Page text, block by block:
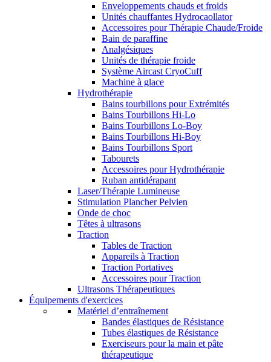
Enveloppements chauds et froids
Unités chauffantes Hydrocaollator
Accessoires pour Thérapie Chaude/Froide
Bain de paraffine
Analgésiques
Unités de thérapie froide
Système Aircast CryoCuff
Machine à glace
Hydrothérapie
Bains tourbillons pour Extrémités
Bains Tourbillons Hi-Lo
Bains Tourbillons Lo-Boy
Bains Tourbillons Hi-Boy
Bains Tourbillons Sport
Tabourets
Accessoires pour Hydrothérapie
Ruban antidérapant
Laser/Thérapie Lumineuse
Stimulation Plancher Pelvien
Onde de choc
Têtes à ultrasons
Traction
Tables de Traction
Appareils à Traction
Traction Portatives
Accessoires pour Traction
Ultrasons Thérapeutiques
Équipements d'exercices
Matériel d’entraînement
Bandes élastiques de Résistance
Tubes élastiques de Résistance
Exerciseurs pour la main et pâte
thérapeutique